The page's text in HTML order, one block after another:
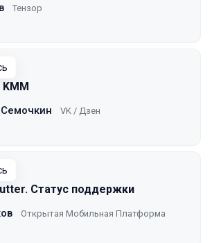
Тензор
VK / Дзен
Статус поддержки
Открытая Мобильная Платформа